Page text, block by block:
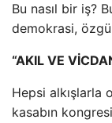
Bu nasıl bir iş?
demokrasi,
“AKIL VE
Hepsi alkışlarla
kasabın